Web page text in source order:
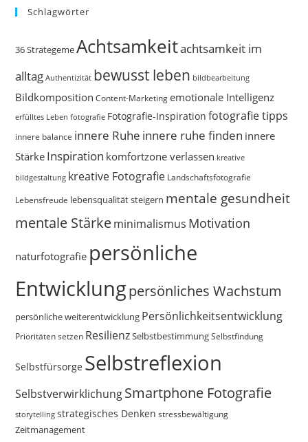
Schlagwörter
36 StrategemeAchtsamkeitachtsamkeit im
alltag Authentizität bewusst leben bildbearbeitung
Bildkomposition Content-Marketing emotionale Intelligenz
erfülltes Leben fotografie Fotografie-Inspiration fotografie tipps
innere balance innere Ruhe innere ruhe finden innere
Stärke Inspiration komfortzone verlassen kreative
bildgestaltung kreative Fotografie Landschaftsfotografie
Lebensfreude lebensqualität steigern mentale gesundheit
mentale Stärkeminimalismus Motivation
naturfotografie persönliche
Entwicklungpersönliches Wachstum
persönliche weiterentwicklung Persönlichkeitsentwicklung
Prioritäten setzen ResilienzSelbstbestimmung Selbstfindung
Selbstfürsorge Selbstreflexion
SelbstverwirklichungSmartphone Fotografie
storytelling strategisches Denken stressbewältigung
Zeitmanagement